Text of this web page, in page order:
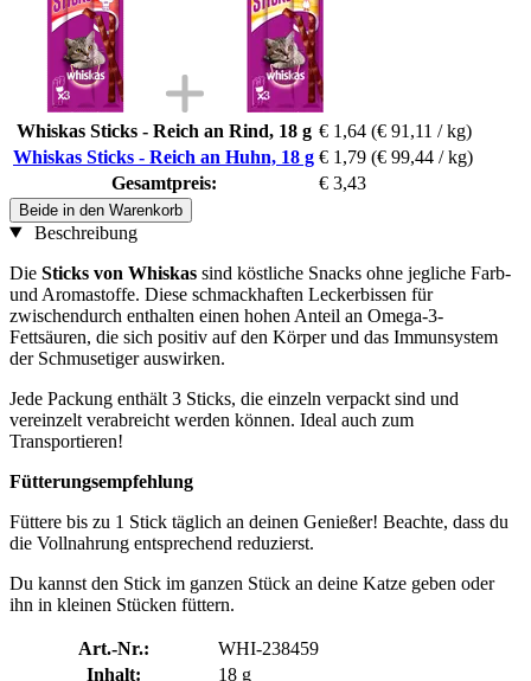
Whiskas Sticks - Reich an Rind, 18 g € 1,64 (€ 91,11 / kg)
Whiskas Sticks - Reich an Huhn, 18 g € 1,79 (€ 99,44 / kg)
Gesamtpreis:
€ 3,43
Beide in den Warenkorb
Beschreibung
Die Sticks von Whiskas sind köstliche Snacks ohne jegliche Farb-
und Aromastoffe. Diese schmackhaften Leckerbissen für
zwischendurch enthalten einen hohen Anteil an Omega-3-
Fettsäuren, die sich positiv auf den Körper und das Immunsystem
der Schmusetiger auswirken.
Jede Packung enthält 3 Sticks, die einzeln verpackt sind und
vereinzelt verabreicht werden können. Ideal auch zum
Transportieren!
Fütterungsempfehlung
Füttere bis zu 1 Stick täglich an deinen Genießer! Beachte, dass du
die Vollnahrung entsprechend reduzierst.
Du kannst den Stick im ganzen Stück an deine Katze geben oder
ihn in kleinen Stücken füttern.
Art.-Nr.:
WHI-238459
Inhalt:
18 g